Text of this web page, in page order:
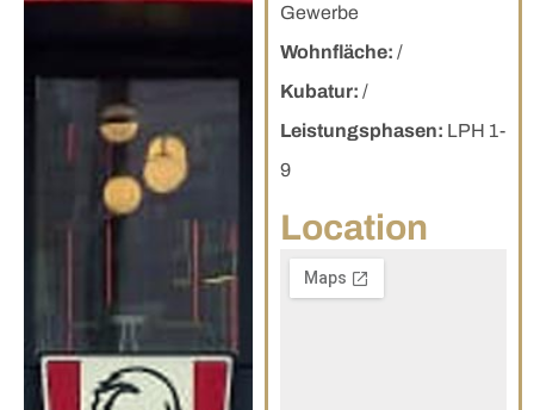
Gewerbe
Wohnfläche: /
Kubatur: /
Leistungsphasen: LPH 1-
9
Location